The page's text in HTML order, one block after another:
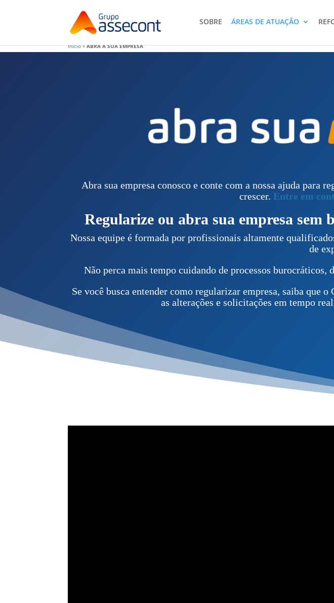
SOBRE ÁREAS DE ATUAÇÃO
Início»ABRA A SUA EMPRESA
Abra sua empresa conosco e conte com a nossa ajuda para
crescer. Entre em
Regularize ou abra sua empresa
Nossa equipe é formada por profissionais altamente
de
Não perca mais tempo cuidando de processos burocráticos,
Se você busca entender como regularizar empresa, saiba que
as alterações e solicitações em tempo